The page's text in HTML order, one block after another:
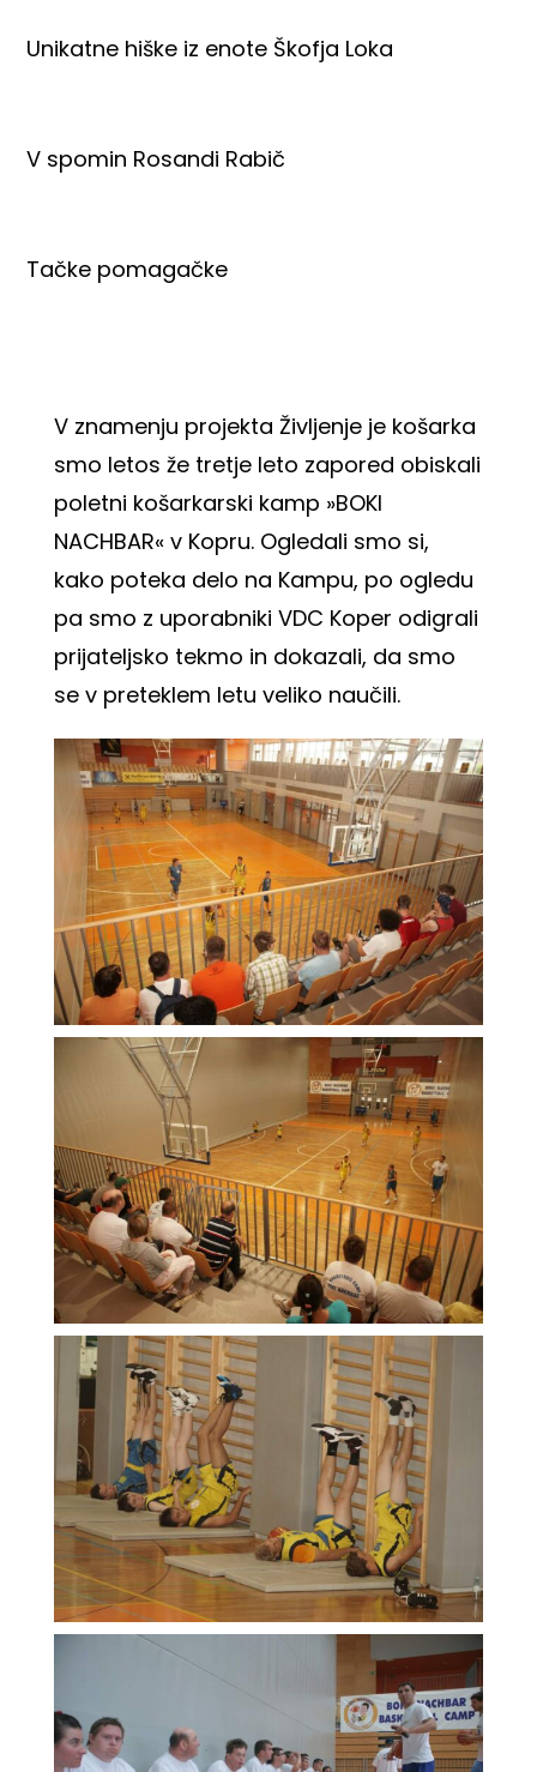
Unikatne hiške iz enote Škofja Loka
V spomin Rosandi Rabič
Tačke pomagačke
V znamenju projekta Življenje je košarka
smo letos že tretje leto zapored obiskali
poletni košarkarski kamp »BOKI
NACHBAR« v Kopru. Ogledali smo si,
kako poteka delo na Kampu, po ogledu
pa smo z uporabniki VDC Koper odigrali
prijateljsko tekmo in dokazali, da smo
se v preteklem letu veliko naučili.